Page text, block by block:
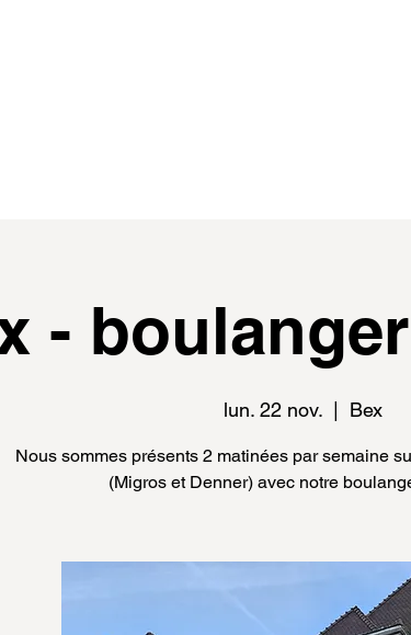
-
lun. 22 nov.
  |
Bex
Nous sommes présents 2 matinées par semaine
(Migros et Denner) avec notre